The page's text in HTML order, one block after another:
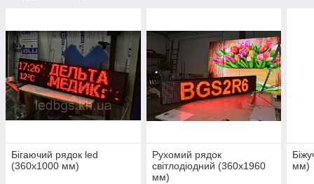
Бігаючий рядок led
(360х1000 мм)
Рухомий рядок
світлодіодний (360х1960
мм)
мм)